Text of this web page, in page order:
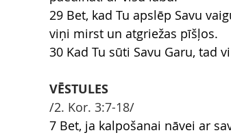
29 Bet, kad Tu apslēp Savu
viņi mirst un atgriežas pīšļos.
30 Kad Tu sūti Savu Garu, tad
VĒSTULES
/2. Kor. 3:7-18/
7 Bet, ja kalpošanai nāvei ar